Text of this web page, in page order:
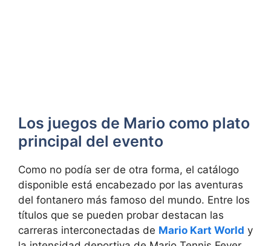
Los juegos de Mario como plato
principal del evento
Como no podía ser de otra forma, el catálogo
disponible está encabezado por las aventuras
del fontanero más famoso del mundo. Entre los
títulos que se pueden probar destacan las
carreras interconectadas de Mario Kart World y